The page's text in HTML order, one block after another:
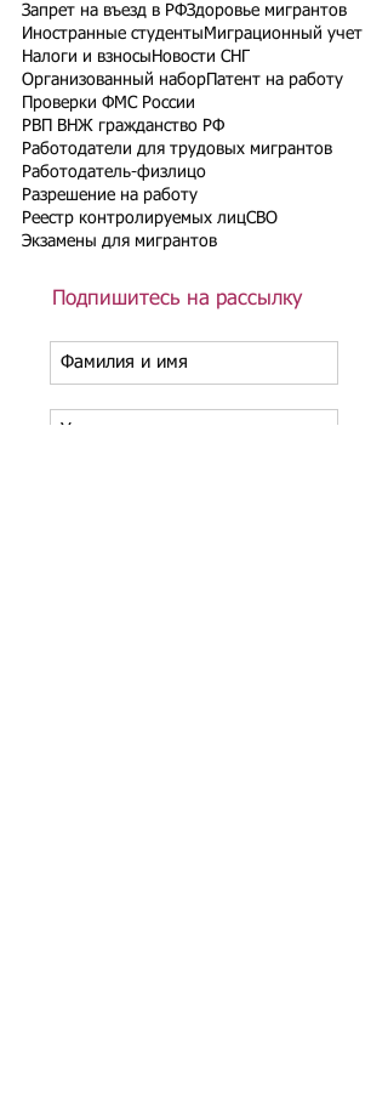
Запрет на въезд в РФЗдоровье мигрантов
Иностранные студенты Миграционный учет
Налоги и взносы Новости СНГ
Организованный наборПатент на работу
Проверки ФМС России
РВП ВНЖ гражданство РФ
Работодатели для трудовых мигрантов
Работодатель-физлицо
Разрешение на работу
Реестр контролируемых лицСВО
Экзамены для мигрантов
Подпишитесь на рассылку